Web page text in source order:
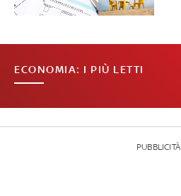
ECONOMIA: I PIÙ LETTI
PUBBLICITÀ